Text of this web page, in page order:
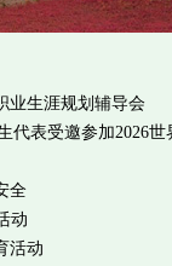
业生涯规划辅导会
代表受邀参加2026
全
动
活动